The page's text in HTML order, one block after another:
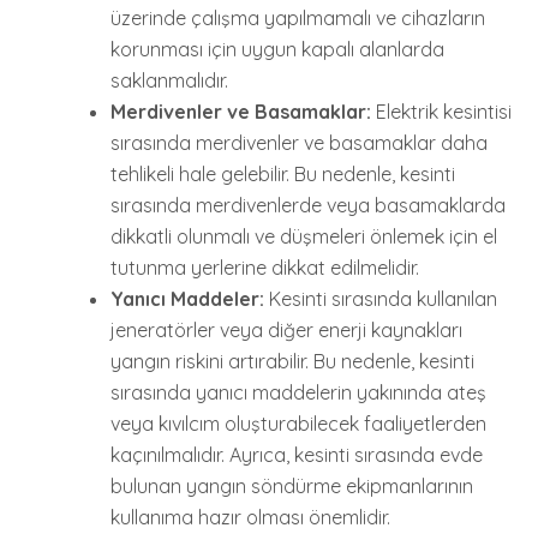
üzerinde çalışma yapılmamalı ve cihazların
korunması için uygun kapalı alanlarda
saklanmalıdır.
Merdivenler ve Basamaklar: Elektrik kesintisi
sırasında merdivenler ve basamaklar daha
tehlikeli hale gelebilir. Bu nedenle, kesinti
sırasında merdivenlerde veya basamaklarda
dikkatli olunmalı ve düşmeleri önlemek için el
tutunma yerlerine dikkat edilmelidir.
Yanıcı Maddeler: Kesinti sırasında kullanılan
jeneratörler veya diğer enerji kaynakları
yangın riskini artırabilir. Bu nedenle, kesinti
sırasında yanıcı maddelerin yakınında ateş
veya kıvılcım oluşturabilecek faaliyetlerden
kaçınılmalıdır. Ayrıca, kesinti sırasında evde
bulunan yangın söndürme ekipmanlarının
kullanıma hazır olması önemlidir.